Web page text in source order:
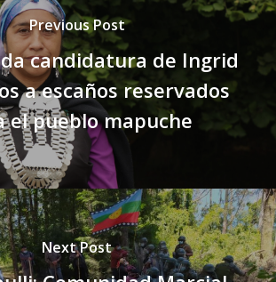
Previous Post
candidatura de Ingrid
a escaños reservados
el pueblo mapuche
Next Post